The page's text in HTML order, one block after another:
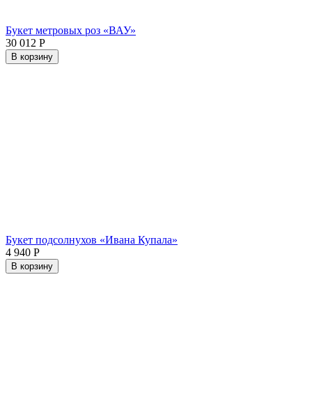
Букет метровых роз «ВАУ»
30 012 Р
В корзину
Букет подсолнухов «Ивана Купала»
4 940 Р
В корзину